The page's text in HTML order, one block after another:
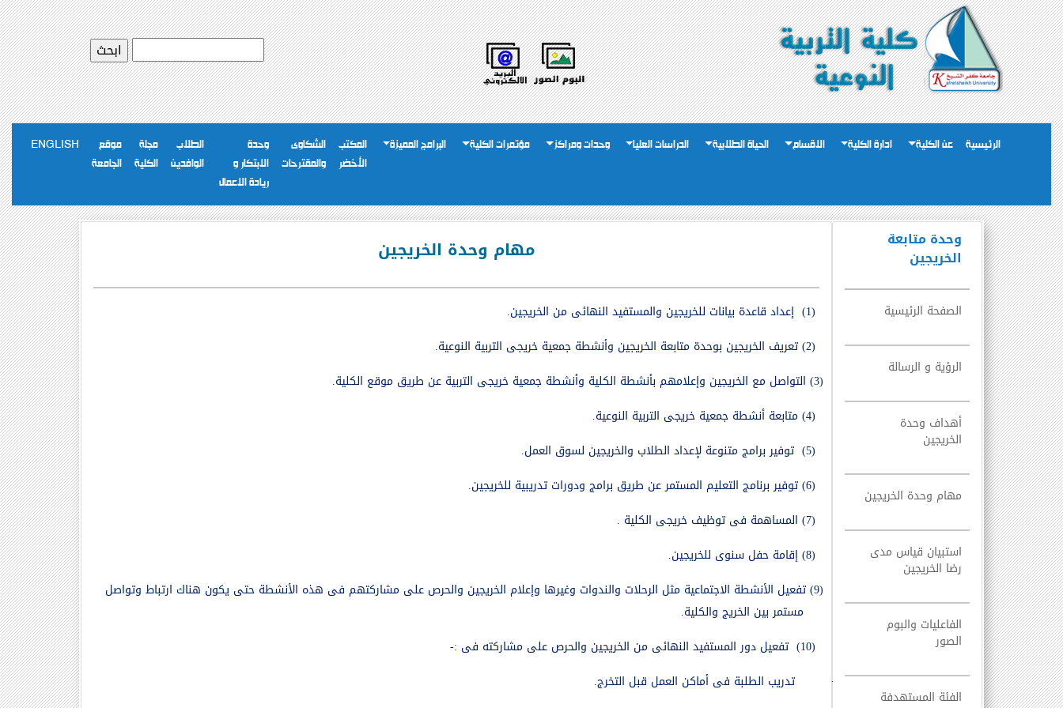
الرئيسية عن الكلية ادارة الكلية الاقسام الحياة الطلابية الدراسات العليا وحدات ومراكز مؤتمرات الكلية البرامج المميزة
المكتب
الأخضر
الشكاوى
والمقترحات
وحدة
الابتكار و
ريادة الاعمال
الطلاب
الوافدين
مجلة
الكلية
موقع
الجامعة
ENGLISH
وحدة متابعة
الخريجين
الصفحة الرئيسية
الرؤية و الرسالة
أهداف وحدة
الخريجين
مهام وحدة الخريجين
استبيان قياس مدى
رضا الخريجين
الفاعليات والبوم
الصور
الفئة المستهدفة
مهام وحدة الخريجين
(1)
إعداد قاعدة بيانات للخريجين والمستفيد النهائى من الخريجين.
(2)
تعريف الخريجين بوحدة متابعة الخريجين وأنشطة جمعية خريجى التربية النوعية.
(3)
التواصل مع الخريجين وإعلامهم بأنشطة الكلية وأنشطة جمعية خريجى التربية عن طريق موقع الكلية.
(4)
متابعة أنشطة جمعية خريجى التربية النوعية.
(5)
توفير برامج متنوعة لإعداد الطلاب والخريجين لسوق العمل.
(6)
توفير برنامج التعليم المستمر عن طريق برامج ودورات تدريبية للخريجين.
(7)
المساهمة فى توظيف خريجى الكلية .
(8)
إقامة حفل سنوى للخريجين.
(9)
تفعيل الأنشطة الاجتماعية مثل الرحلات والندوات وغيرها وإعلام الخريجين والحرص على مشاركتهم فى هذه الأنشطة حتى يكون هناك ارتباط وتواصل
مستمر بين الخريج والكلية.
(10)
تفعيل دور المستفيد النهائى من الخريجين والحرص على مشاركته فى :-
·
تدريب الطلبة فى أماكن العمل قبل التخرج.